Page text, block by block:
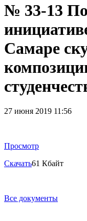
№ 33-13
Самаре
27 июня 2019 11:56
Просмотр
Скачать61 Кбайт
Все документы